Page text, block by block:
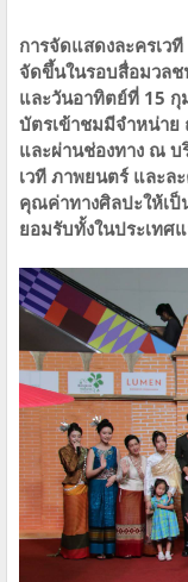
การจัดแสดงละครเว
จัดขึ้นในรอบสื่อมวลช
และวันอาทิตย์ที่ 15
บัตรเข้าชมมีจำหน่า
และผ่านช่องทาง ณ
เวที ภาพยนตร์ และล
คุณค่าทางศิลปะให้เป็
ยอมรับทั้งในประเทศ